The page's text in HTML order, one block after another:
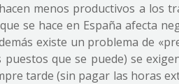
menos productivos a los
se hace en España afecta
existe un problema de
que se puede) se
tarde (sin pagar las horas